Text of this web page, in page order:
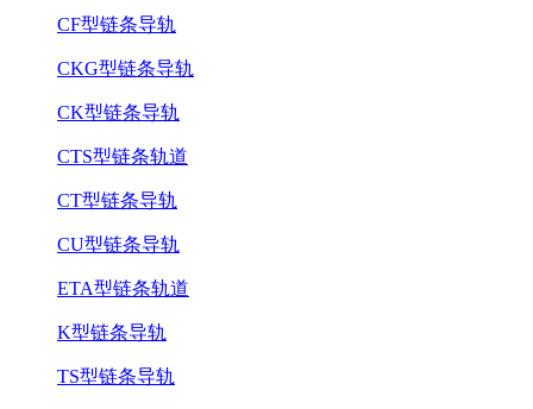
CF型链条导轨
CKG型链条导轨
CK型链条导轨
CTS型链条轨道
CT型链条导轨
CU型链条导轨
ETA型链条轨道
K型链条导轨
TS型链条导轨